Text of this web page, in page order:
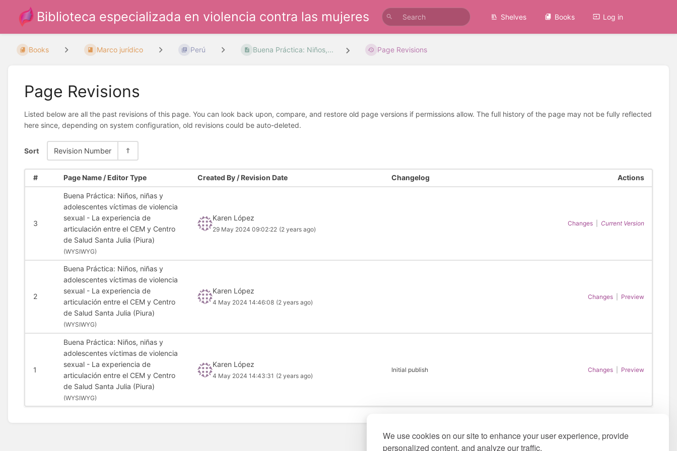
We use cookies on our site to enhance your user experience, provide
personalized content, and analyze our traffic.
Biblioteca especializada en violencia contra las mujeres Shelves Books Log in
Books Marco jurídico Perú Buena Práctica: Niños,... Page Revisions
Page Revisions
Listed below are all the past revisions of this page. You can look back upon, compare, and restore old page versions if permissions allow. The full history of the page may not be fully reflected
here since, depending on system configuration, old revisions could be auto-deleted.
Sort Revision Number
# Page Name / Editor Type Created By / Revision Date Changelog Actions
3
Buena Práctica: Niños, niñas y
adolescentes víctimas de violencia
sexual - La experiencia de
articulación entre el CEM y Centro
de Salud Santa Julia (Piura)
(WYSIWYG)
Karen López
29 May 2024 09:02:22 (2 years ago)
Changes Current Version
2
Buena Práctica: Niños, niñas y
adolescentes víctimas de violencia
sexual - La experiencia de
articulación entre el CEM y Centro
de Salud Santa Julia (Piura)
(WYSIWYG)
Karen López
4 May 2024 14:46:08 (2 years ago)
Changes Preview
1
Buena Práctica: Niños, niñas y
adolescentes víctimas de violencia
sexual - La experiencia de
articulación entre el CEM y Centro
de Salud Santa Julia (Piura)
(WYSIWYG)
Karen López
4 May 2024 14:43:31 (2 years ago)
Initial publish Changes Preview